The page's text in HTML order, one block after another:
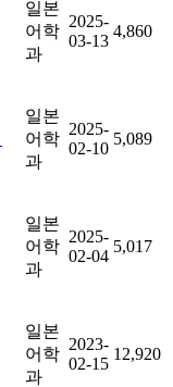
일본
어학
과
2025-
03-13
4,860
일본
어학
과
2025-
02-10
5,089
일본
어학
과
2025-
02-04
5,017
일본
어학
과
2023-
02-15
12,920